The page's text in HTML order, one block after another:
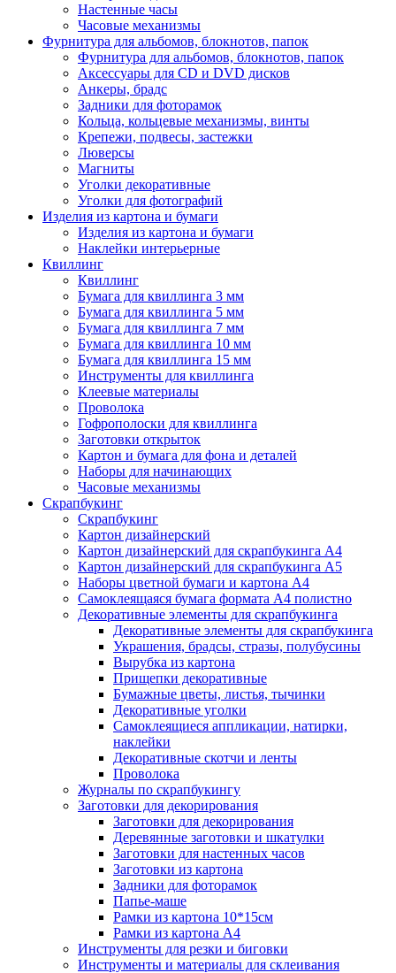
Настенные часы
Часовые механизмы
Фурнитура для альбомов, блокнотов, папок
Фурнитура для альбомов, блокнотов, папок
Аксессуары для CD и DVD дисков
Анкеры, брадс
Задники для фоторамок
Кольца, кольцевые механизмы, винты
Крепежи, подвесы, застежки
Люверсы
Магниты
Уголки декоративные
Уголки для фотографий
Изделия из картона и бумаги
Изделия из картона и бумаги
Наклейки интерьерные
Квиллинг
Квиллинг
Бумага для квиллинга 3 мм
Бумага для квиллинга 5 мм
Бумага для квиллинга 7 мм
Бумага для квиллинга 10 мм
Бумага для квиллинга 15 мм
Инструменты для квиллинга
Клеевые материалы
Проволока
Гофрополоски для квиллинга
Заготовки открыток
Картон и бумага для фона и деталей
Наборы для начинающих
Часовые механизмы
Скрапбукинг
Скрапбукинг
Картон дизайнерский
Картон дизайнерский для скрапбукинга А4
Картон дизайнерский для скрапбукинга А5
Наборы цветной бумаги и картона А4
Самоклеящаяся бумага формата А4 полистно
Декоративные элементы для скрапбукинга
Декоративные элементы для скрапбукинга
Украшения, брадсы, стразы, полубусины
Вырубка из картона
Прищепки декоративные
Бумажные цветы, листья, тычинки
Декоративные уголки
Самоклеящиеся аппликации, натирки,
наклейки
Декоративные скотчи и ленты
Проволока
Журналы по скрапбукингу
Заготовки для декорирования
Заготовки для декорирования
Деревянные заготовки и шкатулки
Заготовки для настенных часов
Заготовки из картона
Задники для фоторамок
Папье-маше
Рамки из картона 10*15см
Рамки из картона А4
Инструменты для резки и биговки
Инструменты и материалы для склеивания